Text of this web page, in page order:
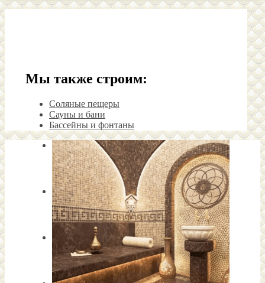
Мы также строим:
Соляные пещеры
Сауны и бани
Бассейны и фонтаны